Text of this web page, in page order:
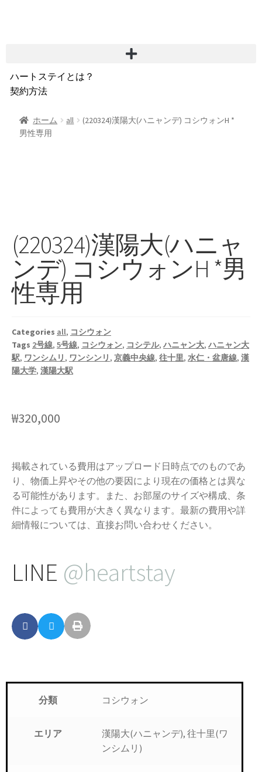
ハートステイとは？
契約方法
サービス費用
よくある質問
ホーム all
(220324)漢陽大(ハニャンデ) コシウォンH *
男性専用
(220324)漢陽大(ハニャ
ンデ) コシウォンH *男
性専用
Categories all, コシウォン
Tags 2号線, 5号線, コシウォン, コシテル, ハニャン大, ハニャン大
駅, ワンシムリ , ワンシンリ , 京義中央線, 往十里, 水仁・盆唐線, 漢
陽大学, 漢陽大駅
₩320,000
掲載されている費用はアップロード日時点でのものであ
り、物価上昇やその他の要因により現在の価格とは異な
る可能性があります。また、お部屋のサイズや構成、条
件によっても費用が大きく異なります。最新の費用や詳
細情報については、直接お問い合わせください。
LINE @heartstay
分類 コシウォン
エリア
漢陽大(ハニャンデ), 往十里(ワ
ンシムリ)